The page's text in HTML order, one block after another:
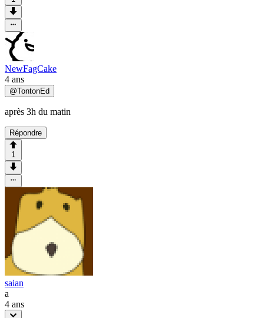
NewFagCake
4 ans
@TontonEd
après 3h du matin
Répondre
1
saian
a
4 ans